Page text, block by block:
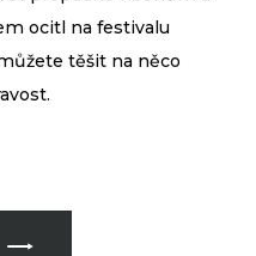
ocitl na festivalu
těšit na něco